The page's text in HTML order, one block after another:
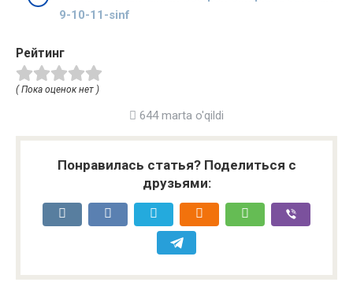
9-10-11-sinf
Рейтинг
( Пока оценок нет )
644 marta o'qildi
Понравилась статья? Поделиться с
друзьями: